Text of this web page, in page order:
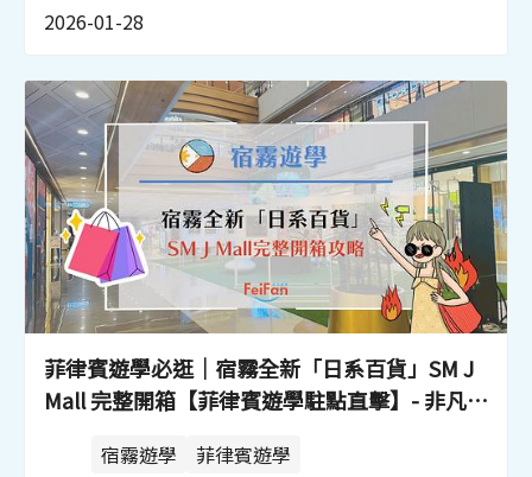
2026-01-28
菲律賓遊學必逛｜宿霧全新「日系百貨」SM J
Mall 完整開箱【菲律賓遊學駐點直擊】- 非凡遊
宿霧遊學 菲律賓遊學